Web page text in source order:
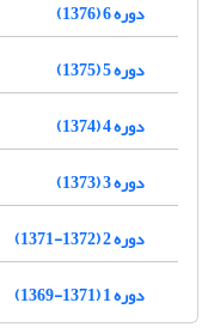
دوره 6 (1376)
دوره 5 (1375)
دوره 4 (1374)
دوره 3 (1373)
دوره 2 (1372-1371)
دوره 1 (1371-1369)